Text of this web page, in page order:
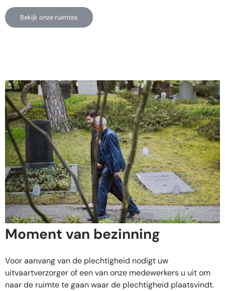
Bekijk onze ruimtes
Moment van bezinning
Voor aanvang van de plechtigheid nodigt uw
uitvaartverzorger of een van onze medewerkers u uit om
naar de ruimte te gaan waar de plechtigheid plaatsvindt.